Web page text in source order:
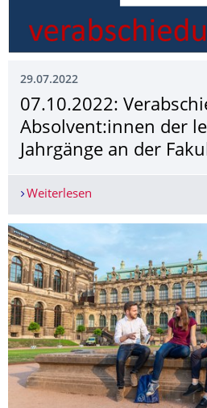
29.07.2022
07.10.2022:
Absolvent:innen der
Jahrgänge an der
Weiterlesen